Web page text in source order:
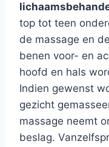
top tot teen
de massage en
benen voor- en
hoofd en hals
Indien gewenst
gezicht
massage neemt
beslag.